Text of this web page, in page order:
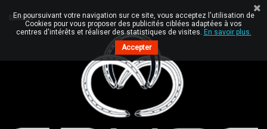
Connexion
En poursuivant votre navigation sur ce site, vous acceptez l'utilisation de
Cookies pour vous proposer des publicités ciblées adaptées à vos
centres d'intérêts et réaliser des statistiques de visites. En savoir plus.
Accepter